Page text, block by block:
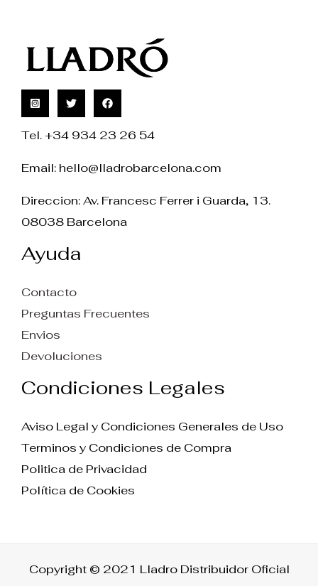
Tel. +34 934 23 26 54
Email: hello@lladrobarcelona.com
Direccion: Av. Francesc Ferrer i Guarda, 13.
08038 Barcelona
Ayuda
Contacto
Preguntas Frecuentes
Envios
Devoluciones
Condiciones Legales
Aviso Legal y Condiciones Generales de Uso
Terminos y Condiciones de Compra
Politica de Privacidad
Política de Cookies
Copyright © 2021 Lladro Distribuidor Oficial